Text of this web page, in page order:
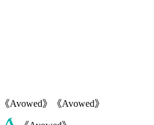
《Avowed》 《Avowed》